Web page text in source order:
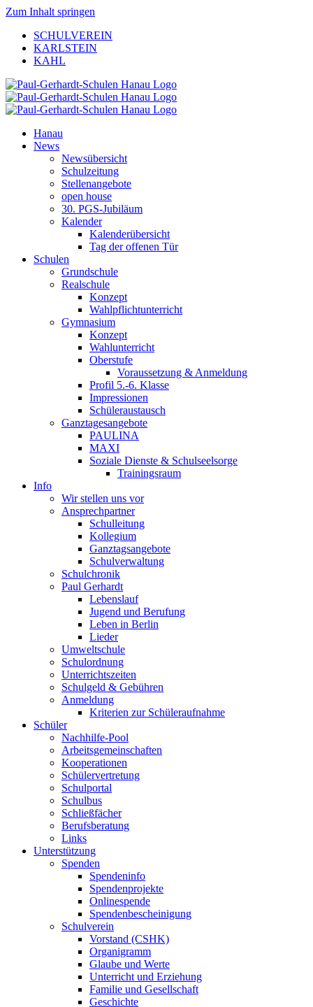
Zum Inhalt springen
SCHULVEREIN
KARLSTEIN
KAHL
Hanau
News
Newsübersicht
Schulzeitung
Stellenangebote
open house
30. PGS-Jubiläum
Kalender
Kalenderübersicht
Tag der offenen Tür
Schulen
Grundschule
Realschule
Konzept
Wahlpflichtunterricht
Gymnasium
Konzept
Wahlunterricht
Oberstufe
Voraussetzung & Anmeldung
Profil 5.-6. Klasse
Impressionen
Schüleraustausch
Ganztagesangebote
PAULINA
MAXI
Soziale Dienste & Schulseelsorge
Trainingsraum
Info
Wir stellen uns vor
Ansprechpartner
Schulleitung
Kollegium
Ganztagsangebote
Schulverwaltung
Schulchronik
Paul Gerhardt
Lebenslauf
Jugend und Berufung
Leben in Berlin
Lieder
Umweltschule
Schulordnung
Unterrichtszeiten
Schulgeld & Gebühren
Anmeldung
Kriterien zur Schüleraufnahme
Schüler
Nachhilfe-Pool
Arbeitsgemeinschaften
Kooperationen
Schülervertretung
Schulportal
Schulbus
Schließfächer
Berufsberatung
Links
Unterstützung
Spenden
Spendeninfo
Spendenprojekte
Onlinespende
Spendenbescheinigung
Schulverein
Vorstand (CSHK)
Organigramm
Glaube und Werte
Unterricht und Erziehung
Familie und Gesellschaft
Geschichte